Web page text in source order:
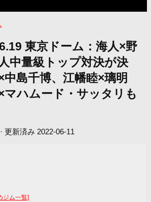
東京ドーム：海人×野
中量級トップ対決が決
中島千博、江幡睦×璃明
マハムード・サッタリも
· 更新済み 2022-06-11
ジム一覧]